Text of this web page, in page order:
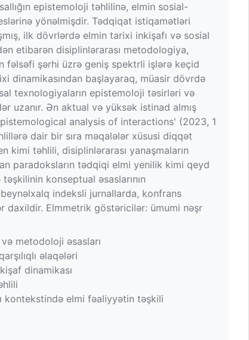
epistemoloji təhlilinə, elmin sosial-
yönəlmişdir. Tədqiqat istiqamətləri
ilk dövrlərdə elmin tarixi inkişafı və sosial
etibarən disiplinlərarası metodologiya,
fəlsəfi şərhi üzrə geniş spektrli işlərə keçid
dinamikasından başlayaraq, müasir dövrdə
texnologiyaların epistemoloji təsirləri və
uzanır. Ən aktual və yüksək istinad almış
analysis of interactions' (2023, 1
dair bir sıra məqalələr xüsusi diqqət
kimi təhlili, disiplinlərarası yanaşmaların
paradoksların tədqiqi elmi yenilik kimi qeyd
konseptual əsaslarının
indeksli jurnallarda, konfrans
daxildir. Elmmetrik göstəricilər: ümumi nəşr
metodoloji əsasları
əlaqələri
dinamikası
kontekstində elmi fəaliyyətin təşkili